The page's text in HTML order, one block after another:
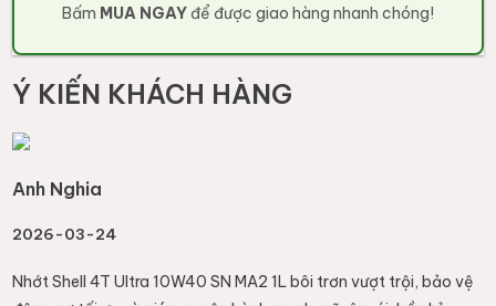
1 Star
2 Stars
3 Stars
4 Stars